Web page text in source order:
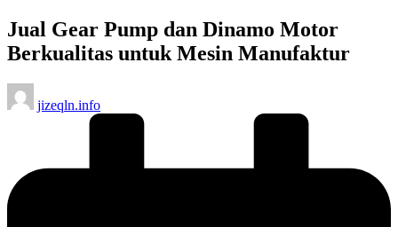
Jual Gear Pump dan Dinamo Motor
Berkualitas untuk Mesin Manufaktur
Posted
by
jizeqln.info